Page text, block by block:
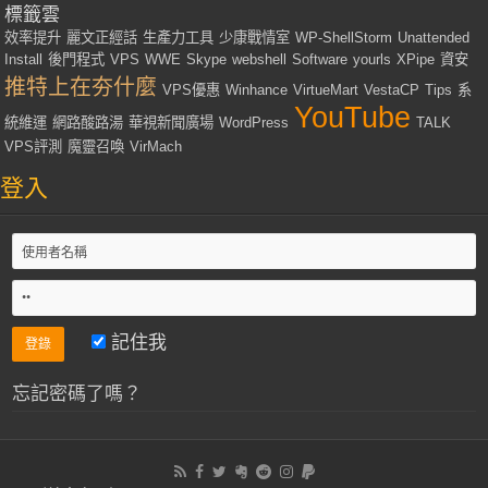
標籤雲
效率提升 麗文正經話 生產力工具 少康戰情室 WP-ShellStorm Unattended
Install
後門程式 VPS WWE Skype webshell Software yourls XPipe 資安
推特上在夯什麼 VPS優惠 Winhance VirtueMart VestaCP Tips 系
統維運 網路酸路湯 華視新聞廣場 WordPress YouTube TALK
VPS評測 魔靈召喚 VirMach
登入
記住我
忘記密碼了嗎？